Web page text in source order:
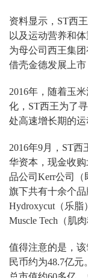
资料显示，ST西
以及运动营养和
为母公司西王集
借壳金德发展上市
2016年，随着玉
化，ST西王为了
处高速增长期的运
2016年9月，ST
华资本，现金收
品公司Kerr公司（
旗下共有十余个
Hydroxycut（乐脂
Muscle Tech（肌
值得注意的是，
民币约为48.7亿元